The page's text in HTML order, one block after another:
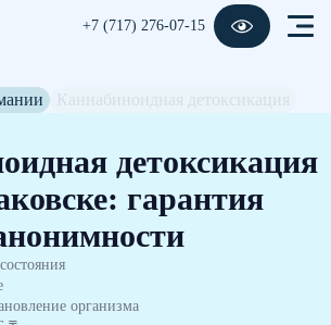
+7 (717) 276-07-15
детоксикация
гарантия
организма